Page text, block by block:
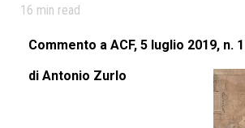
16 min read
Commento a ACF, 5 luglio 2019, n.
di Antonio Zurlo